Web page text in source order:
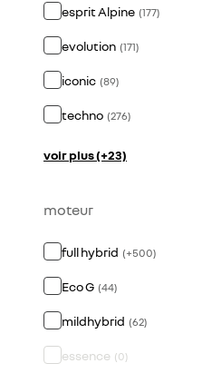
esprit Alpine (177)
evolution (171)
iconic (89)
techno (276)
voir plus (+23)
moteur
full hybrid (+500)
Eco G (44)
mildhybrid (62)
essence (0)